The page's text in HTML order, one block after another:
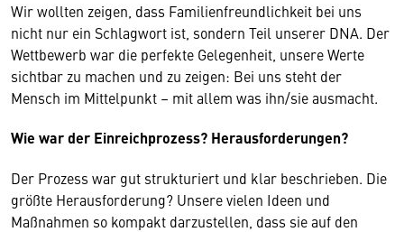
Wir wollten zeigen, dass Familienfreundlichkeit bei uns
nicht nur ein Schlagwort ist, sondern Teil unserer DNA. Der
Wettbewerb war die perfekte Gelegenheit, unsere Werte
sichtbar zu machen und zu zeigen: Bei uns steht der
Mensch im Mittelpunkt – mit allem was ihn/sie ausmacht.
Wie war der Einreichprozess? Herausforderungen?
Der Prozess war gut strukturiert und klar beschrieben. Die
größte Herausforderung? Unsere vielen Ideen und
Maßnahmen so kompakt darzustellen, dass sie auf den